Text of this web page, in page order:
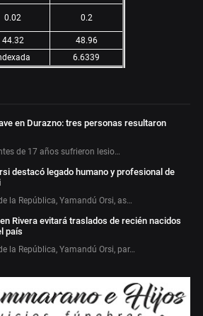
0.02 0.2
44.32
48.96
6.6339
en Durazno: tres personas resultaron
de 17 años sufrieron lesio…
destacó legado humano y profesional de
la República, Yamandú Orsi, as…
Rivera evitará traslados de recién nacidos
país
la República, Yamandú Orsi, par…